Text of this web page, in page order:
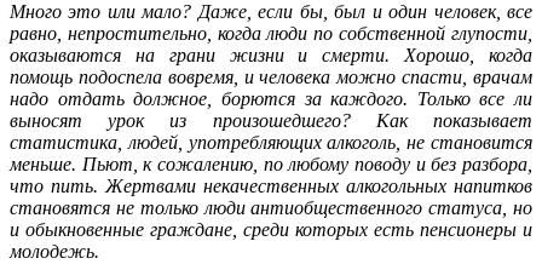
Много это или мало? Даже, если бы, был и один человек, все
равно, непростительно, когда люди по собственной глупости,
оказываются на грани жизни и смерти. Хорошо, когда
помощь подоспела вовремя, и человека можно спасти, врачам
надо отдать должное, борются за каждого. Только все ли
выносят урок из произошедшего? Как показывает
статистика, людей, употребляющих алкоголь, не становится
меньше. Пьют, к сожалению, по любому поводу и без разбора,
что пить. Жертвами некачественных алкогольных напитков
становятся не только люди антиобщественного статуса, но
и обыкновенные граждане, среди которых есть пенсионеры и
молодежь.